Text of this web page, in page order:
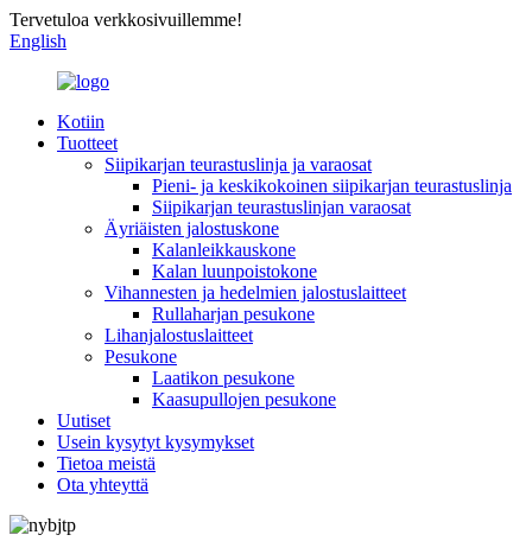
Tervetuloa verkkosivuillemme!
English
Kotiin
Tuotteet
Siipikarjan teurastuslinja ja varaosat
Pieni- ja keskikokoinen siipikarjan teurastuslinja
Siipikarjan teurastuslinjan varaosat
Äyriäisten jalostuskone
Kalanleikkauskone
Kalan luunpoistokone
Vihannesten ja hedelmien jalostuslaitteet
Rullaharjan pesukone
Lihanjalostuslaitteet
Pesukone
Laatikon pesukone
Kaasupullojen pesukone
Uutiset
Usein kysytyt kysymykset
Tietoa meistä
Ota yhteyttä